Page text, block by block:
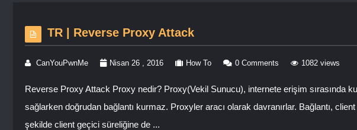
TR | Reverse Proxy Attack
CanYouPwnMe Nisan 26 , 2016 How To 0 Comments 1082 views
Reverse Proxy Attack Proxy nedir? Proxy(Vekil Sunucu), internete erişim sırasında
sağlarken doğrudan bağlantı kurmaz. Proxyler aracı olarak davranırlar. Bağlantı,
şekilde client geçici süreliğine de ...